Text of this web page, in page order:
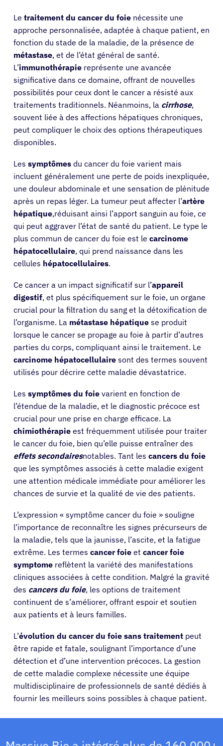
Patients
Médecins
Le traitement du cancer du foie nécessite une
approche personnalisée, adaptée à chaque patient, en
fonction du stade de la maladie, de la présence de
métastase, et de l’état général de santé.
L’immunothérapie représente une avancée
significative dans ce domaine, offrant de nouvelles
possibilités pour ceux dont le cancer a résisté aux
traitements traditionnels. Néanmoins, la cirrhose,
souvent liée à des affections hépatiques chroniques,
peut compliquer le choix des options thérapeutiques
disponibles.
Les symptômes du cancer du foie varient mais
incluent généralement une perte de poids inexpliquée,
une douleur abdominale et une sensation de plénitude
après un repas léger. La tumeur peut affecter l’artère
hépatique,réduisant ainsi l’apport sanguin au foie, ce
qui peut aggraver l’état de santé du patient. Le type le
plus commun de cancer du foie est le carcinome
hépatocellulaire, qui prend naissance dans les
cellules hépatocellulaires.
Ce cancer a un impact significatif sur l’appareil
digestif, et plus spécifiquement sur le foie, un organe
crucial pour la filtration du sang et la détoxification de
l’organisme. La métastase hépatique se produit
lorsque le cancer se propage au foie à partir d’autres
parties du corps, compliquant ainsi le traitement. Le
carcinome hépatocellulaire sont des termes souvent
utilisés pour décrire cette maladie dévastatrice.
Les symptômes du foie varient en fonction de
l’étendue de la maladie, et le diagnostic précoce est
crucial pour une prise en charge efficace. La
chimiothérapie est fréquemment utilisée pour traiter
le cancer du foie, bien qu’elle puisse entraîner des
effets secondairesnotables. Tant les cancers du foie
que les symptômes associés à cette maladie exigent
une attention médicale immédiate pour améliorer les
chances de survie et la qualité de vie des patients.
L’expression « symptôme cancer du foie » souligne
l’importance de reconnaître les signes précurseurs de
la maladie, tels que la jaunisse, l’ascite, et la fatigue
extrême. Les termes cancer foie et cancer foie
symptome reflètent la variété des manifestations
cliniques associées à cette condition. Malgré la gravité
des cancers du foie, les options de traitement
continuent de s’améliorer, offrant espoir et soutien
aux patients et à leurs familles.
L’évolution du cancer du foie sans traitement peut
être rapide et fatale, soulignant l’importance d’une
détection et d’une intervention précoces. La gestion
de cette maladie complexe nécessite une équipe
multidisciplinaire de professionnels de santé dédiés à
fournir les meilleurs soins possibles à chaque patient.